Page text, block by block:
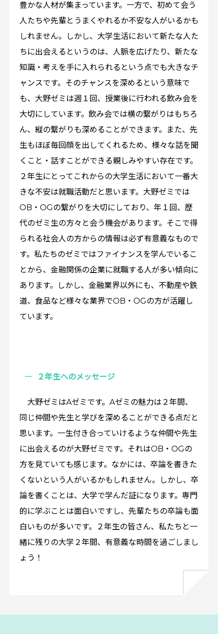
豊かな人材が集まっています。一方で、初めて会う
人たちや先輩とうまくやれるか不安な人がいるかも
しれません。しかし、大学生活において新たな人た
ちに出会えるというのは、人脈を広げたり、新たな
知識・考えを手に入れられるという点でも大きなチ
ャンスです。そのチャンスを深めるという意味で
も、大野ゼミは週１回、授業後に行われる飲み会を
大切にしています。飲み会では横の繋がりはもちろ
ん、縦の繋がりも深めることができます。また、先
生もほぼ毎回顔を出してくれるため、様々な話を聞
くこと・話すことができる親しみやすい存在です。
２年生にとってこれからの大学生活において一番大
きな不安は就職活動だと思います。大野ゼミでは
OB・OGの繋がりを大切にしており、年１回、歴
代のゼミ生の方々と会う機会があります。そこで得
られる社会人の方からの情報は必ず有意義なもので
す。私たちのゼミではファイナンスを学んでいるこ
とから、金融関係の企業に就職する人が多い傾向に
あります。しかし、金融業界以外にも、不動産や鉄
道、食品など様々な業界でOB・OGの方が活躍し
ています。
２年生へのメッセージ
大野ゼミはAゼミです。Aゼミの魅力は２年間、
同じ仲間や先生と学びを深めることができる点だと
思います。一生付き合っていけるような仲間や先生
に出会えるのが大野ゼミです。それはOB・OGの
方を見ていても感じます。なかには、卒論を書きた
くないという人がいるかもしれません。しかし、卒
論を書くことは、大学で学んだ証になります。専門
的に学ぶことは面白いですし、先輩たちの卒論も面
白いものが多いです。２年生の皆さん、私たちと一
緒に残りの大学２年間、有意義な時間を過ごしまし
ょう！